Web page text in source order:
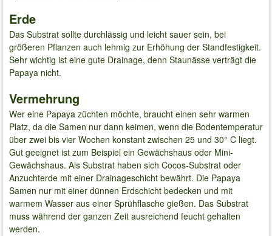
Erde
Das Substrat sollte durchlässig und leicht sauer sein, bei
größeren Pflanzen auch lehmig zur Erhöhung der Standfestigkeit.
Sehr wichtig ist eine gute Drainage, denn Staunässe verträgt die
Papaya nicht.
Vermehrung
Wer eine Papaya züchten möchte, braucht einen sehr warmen
Platz, da die Samen nur dann keimen, wenn die Bodentemperatur
über zwei bis vier Wochen konstant zwischen 25 und 30° C liegt.
Gut geeignet ist zum Beispiel ein Gewächshaus oder Mini-
Gewächshaus. Als Substrat haben sich Cocos-Substrat oder
Anzuchterde mit einer Drainageschicht bewährt. Die Papaya
Samen nur mit einer dünnen Erdschicht bedecken und mit
warmem Wasser aus einer Sprühflasche gießen. Das Substrat
muss während der ganzen Zeit ausreichend feucht gehalten
werden.